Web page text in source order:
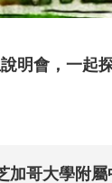
明會，一起
加哥大學附